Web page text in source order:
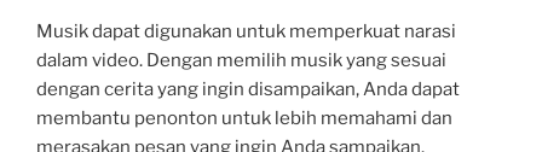
Musik dapat digunakan untuk memperkuat narasi
dalam video. Dengan memilih musik yang sesuai
dengan cerita yang ingin disampaikan, Anda dapat
membantu penonton untuk lebih memahami dan
merasakan pesan yang ingin Anda sampaikan.